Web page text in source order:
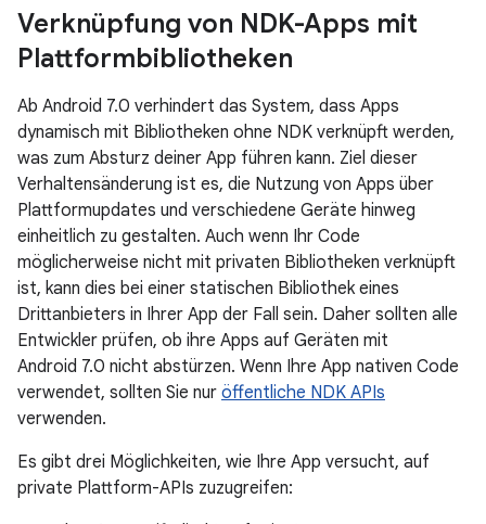
Verknüpfung von NDK-Apps mit
Plattformbibliotheken
Ab Android 7.0 verhindert das System, dass Apps
dynamisch mit Bibliotheken ohne NDK verknüpft werden,
was zum Absturz deiner App führen kann. Ziel dieser
Verhaltensänderung ist es, die Nutzung von Apps über
Plattformupdates und verschiedene Geräte hinweg
einheitlich zu gestalten. Auch wenn Ihr Code
möglicherweise nicht mit privaten Bibliotheken verknüpft
ist, kann dies bei einer statischen Bibliothek eines
Drittanbieters in Ihrer App der Fall sein. Daher sollten alle
Entwickler prüfen, ob ihre Apps auf Geräten mit
Android 7.0 nicht abstürzen. Wenn Ihre App nativen Code
verwendet, sollten Sie nur öffentliche NDK APIs
verwenden.
Es gibt drei Möglichkeiten, wie Ihre App versucht, auf
private Plattform-APIs zuzugreifen: